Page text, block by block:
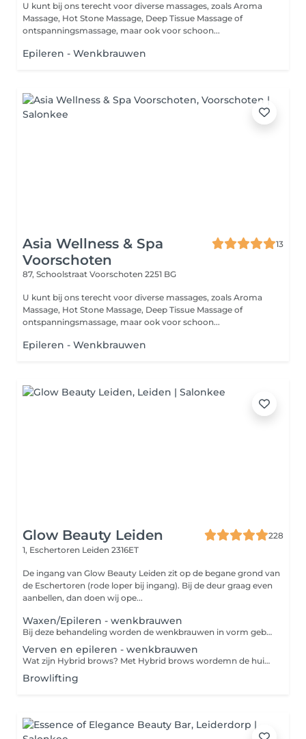
U kunt bij ons terecht voor diverse massages, zoals Aroma
Massage, Hot Stone Massage, Deep Tissue Massage of
ontspanningsmassage, maar ook voor schoon...
Epileren - Wenkbrauwen
Asia Wellness & Spa
Voorschoten
13
87, Schoolstraat Voorschoten 2251 BG
U kunt bij ons terecht voor diverse massages, zoals Aroma
Massage, Hot Stone Massage, Deep Tissue Massage of
ontspanningsmassage, maar ook voor schoon...
Epileren - Wenkbrauwen
Glow Beauty Leiden
228
1, Eschertoren Leiden 2316ET
De ingang van Glow Beauty Leiden zit op de begane grond van
de Eschertoren (rode loper bij ingang). Bij de deur graag even
aanbellen, dan doen wij ope...
Waxen/Epileren - wenkbrauwen
Bij deze behandeling worden de wenkbrauwen in vorm gebracht door te waxen, epileren en eventueel het trimmen van de haartjes. De styliste zal met jou bespreken wat je wensen zijn. Er wordt een wax gebruikt die zeer vriendelijk is voor de huid. Aan het einde van de behandeling wordt er ook een nabehandeling aangebracht om roodheid te voorkomen.
Verven en epileren - wenkbrauwen
Wat zijn Hybrid brows? Met Hybrid brows wordemn de huid en de wenkbrauwharen geverfd en mooi gevormd. Het verschil met standaard verf is dat Hybrid verf veel langer zichtbaar blijft op de huid, namelijk 7 tot 10 dagen. Op de haartjes blijft het resultaat maar liefst tot 7 weken. Let op; de duur van de verf is altijd afhankelijk van de haartjes en je huidtype.
Browlifting